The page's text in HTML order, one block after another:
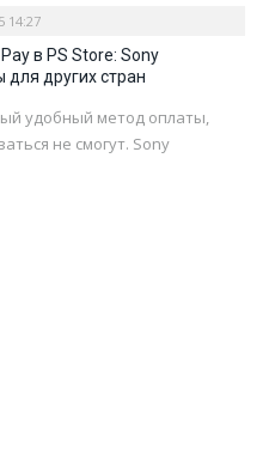
14:27
в PS Store: Sony
других стран
удобный метод оплаты,
не смогут. Sony